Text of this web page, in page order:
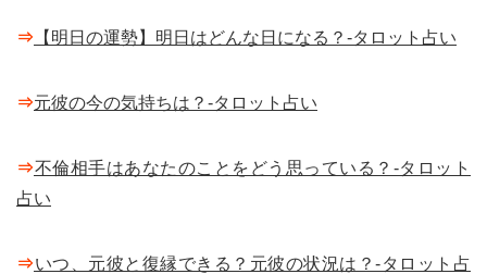
⇒ 【明日の運勢】明日はどんな日になる？-タロット占い
⇒元彼の今の気持ちは？-タロット占い
⇒不倫相手はあなたのことをどう思っている？-タロット
占い
⇒いつ、元彼と復縁できる？元彼の状況は？-タロット占